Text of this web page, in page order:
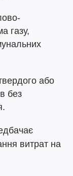
газу,
або
без
витрат на